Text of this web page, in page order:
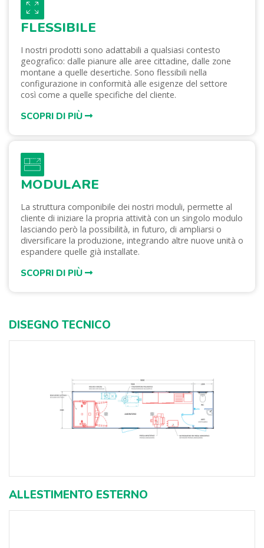
FLESSIBILE
I nostri prodotti sono adattabili a qualsiasi contesto
geografico: dalle pianure alle aree cittadine, dalle zone
montane a quelle desertiche. Sono flessibili nella
configurazione in conformità alle esigenze del settore
così come a quelle specifiche del cliente.
SCOPRI DI PIÙ
MODULARE
La struttura componibile dei nostri moduli, permette al
cliente di iniziare la propria attività con un singolo modulo
lasciando però la possibilità, in futuro, di ampliarsi o
diversificare la produzione, integrando altre nuove unità o
espandere quelle già installate.
SCOPRI DI PIÙ
DISEGNO TECNICO
ALLESTIMENTO ESTERNO